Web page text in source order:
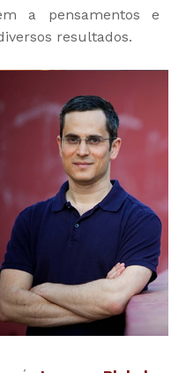
a pensamentos e
resultados.